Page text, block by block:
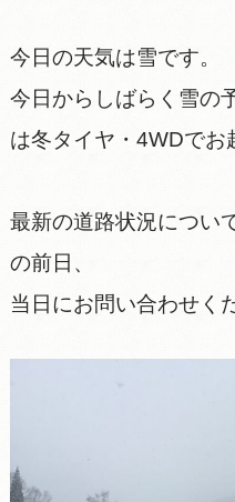
今日の天気は雪です。
今日からしばらく雪の
は冬タイヤ・4WDでお
最新の道路状況につい
の前日、
当日にお問い合わせく